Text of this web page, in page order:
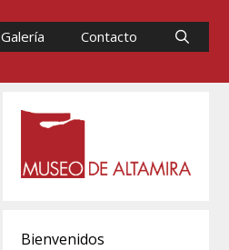
Galería Contacto
Bienvenidos